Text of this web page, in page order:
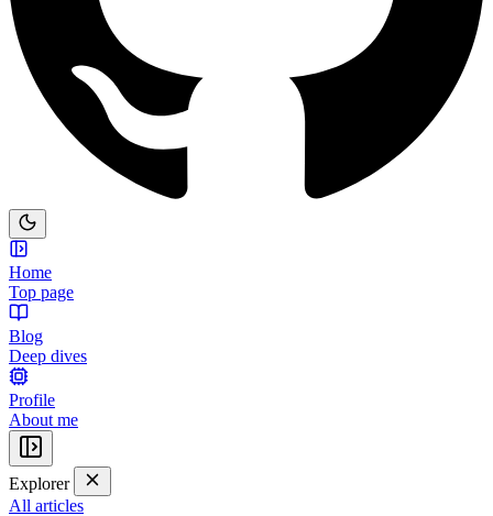
Home
Top page
Blog
Deep dives
Profile
About me
Explorer
All articles